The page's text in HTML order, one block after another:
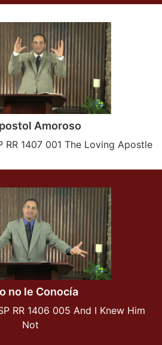
Amoroso
RR 1407 001 The Loving Apostle
no le Conocía
RR 1406 005 And I Knew Him
Not